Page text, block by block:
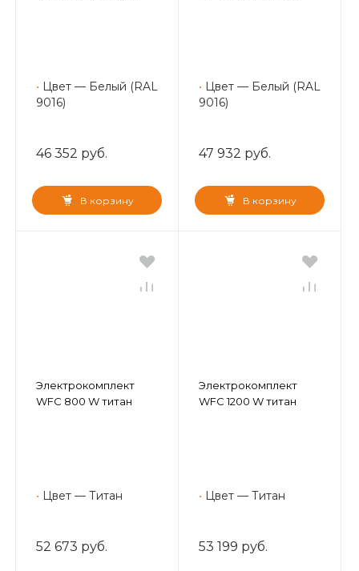
• Цвет — Белый (RAL
9016)
46 352 руб.
В корзину
• Цвет — Белый (RAL
9016)
47 932 руб.
В корзину
Электрокомплект
WFC 800 W титан
• Цвет — Титан
52 673 руб.
Электрокомплект
WFC 1200 W титан
• Цвет — Титан
53 199 руб.